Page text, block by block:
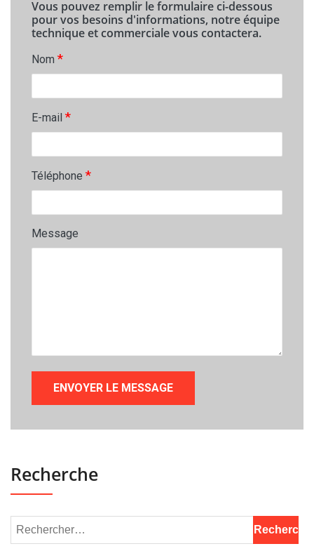
Vous pouvez remplir le formulaire ci-dessous
pour vos besoins d'informations, notre équipe
technique et commerciale vous contactera.
Nom *
E-mail *
Téléphone *
Message
Recherche